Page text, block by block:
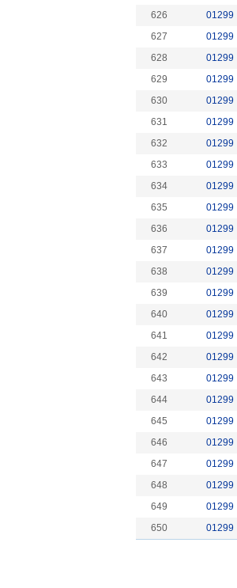
626
01299
627
01299
628
01299
629
01299
630
01299
631
01299
632
01299
633
01299
634
01299
635
01299
636
01299
637
01299
638
01299
639
01299
640
01299
641
01299
642
01299
643
01299
644
01299
645
01299
646
01299
647
01299
648
01299
649
01299
650
01299